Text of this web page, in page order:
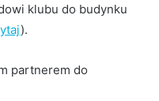
klubu do budynku
).
partnerem do